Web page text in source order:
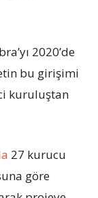
2020’de
bu girişimi
kuruluştan
27 kurucu
göre